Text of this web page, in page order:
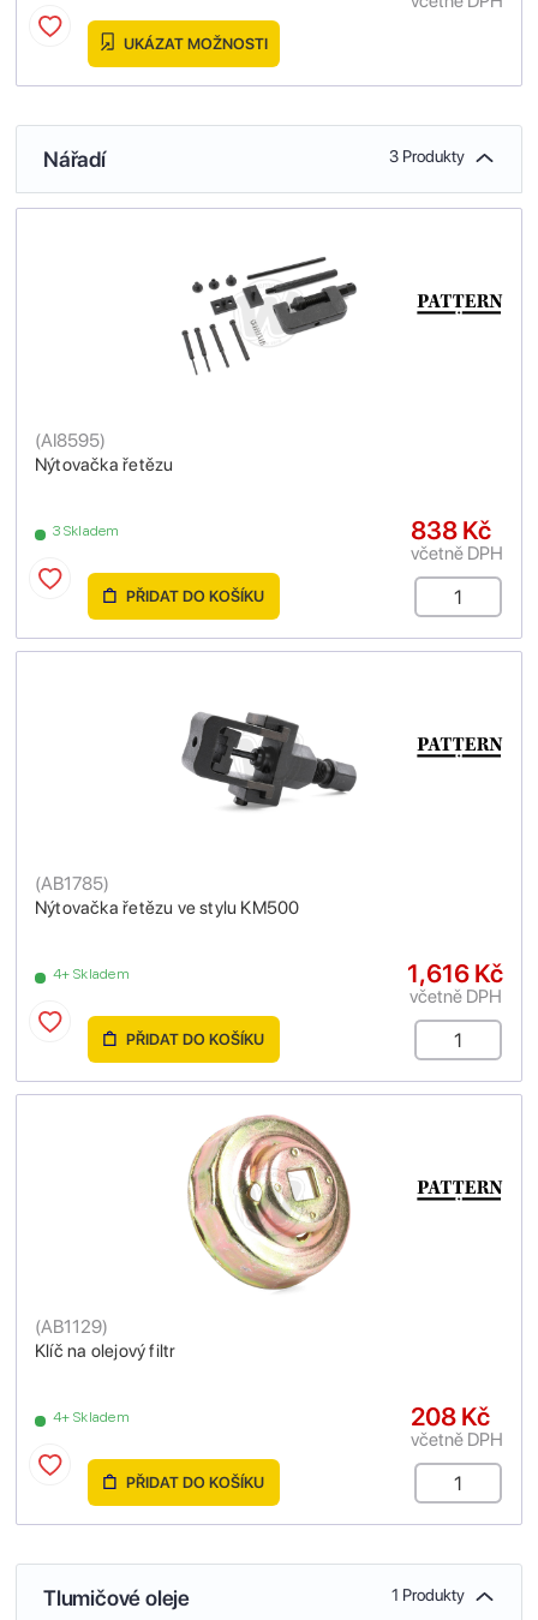
UKÁZAT MOŽNOSTI
Nářadí 3 Produkty
Nýtovačka řetězu
(AI8595)
3 Skladem 838 Kč
včetně DPH
PŘIDAT DO KOŠÍKU
Nýtovačka řetězu ve stylu KM500
(AB1785)
4+ Skladem 1,616 Kč
včetně DPH
PŘIDAT DO KOŠÍKU
Klíč na olejový filtr
(AB1129)
4+ Skladem 208 Kč
včetně DPH
PŘIDAT DO KOŠÍKU
Tlumičové oleje 1 Produkty